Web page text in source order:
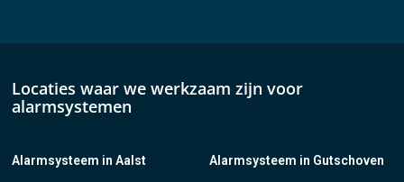
Locaties waar we werkzaam zijn voor
alarmsystemen
Alarmsysteem in Aalst Alarmsysteem in Gutschoven